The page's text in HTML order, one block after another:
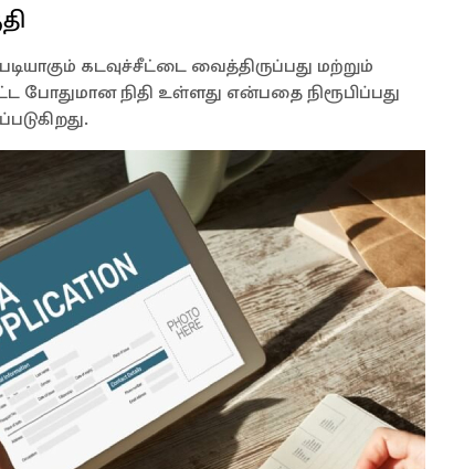
கடவுச்சீட்டை வைத்திருப்பது மற்றும்
போதுமான நிதி உள்ளது என்பதை நிரூபிப்பது